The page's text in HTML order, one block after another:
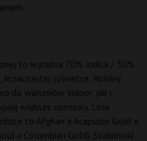
to wyraźna 70% Indica / 30%
sylwetce. Rośliny
do warunków indoor, jak i
większe rozmiary. Linia
to Afghan x Acapulco Gold x
x Colombian Gold). Stabilność